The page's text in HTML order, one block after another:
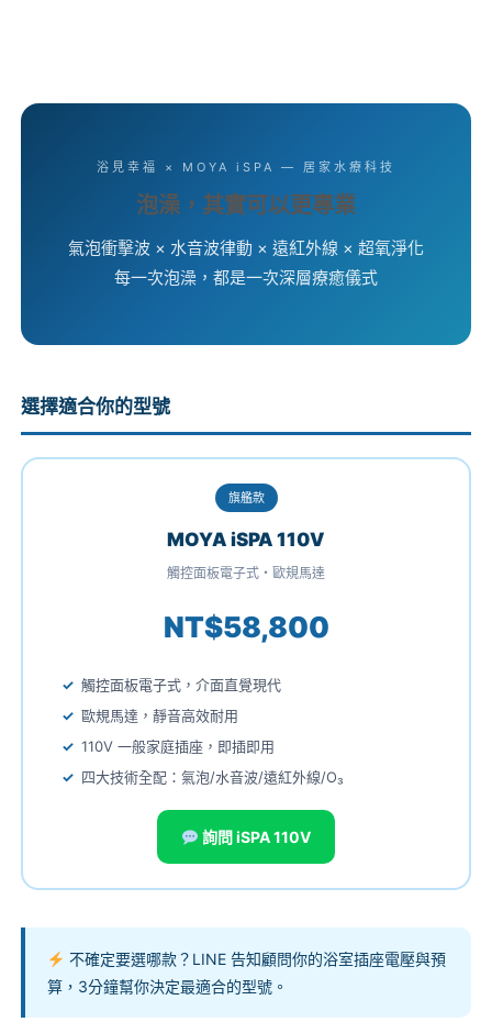
浴見幸福 × MOYA iSPA — 居家水療科技
泡澡，其實可以更專業
氣泡衝擊波 × 水音波律動 × 遠紅外線 × 超氧淨化
每一次泡澡，都是一次深層療癒儀式
選擇適合你的型號
旗艦款
MOYA iSPA 110V
觸控面板電子式・歐規馬達
NT$58,800
觸控面板電子式，介面直覺現代
歐規馬達，靜音高效耐用
110V 一般家庭插座，即插即用
四大技術全配：氣泡/水音波/遠紅外線/O₃
詢問 iSPA 110V
不確定要選哪款？LINE 告知顧問你的浴室插座電壓與預
算，3分鐘幫你決定最適合的型號。